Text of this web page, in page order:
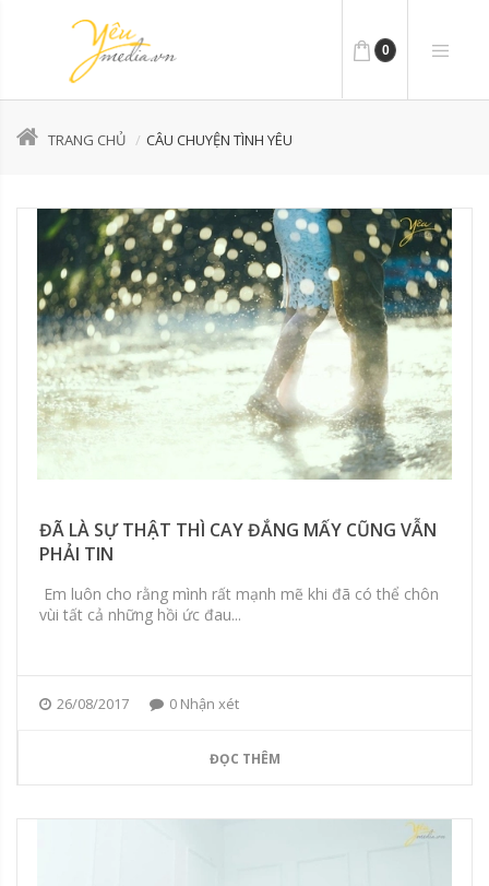
0
TRANG CHỦ CÂU CHUYỆN TÌNH YÊU
ĐÃ LÀ SỰ THẬT THÌ CAY ĐẮNG MẤY CŨNG VẪN
PHẢI TIN
Em luôn cho rằng mình rất mạnh mẽ khi đã có thể chôn
vùi tất cả những hồi ức đau...
26/08/2017 0 Nhận xét
ĐỌC THÊM